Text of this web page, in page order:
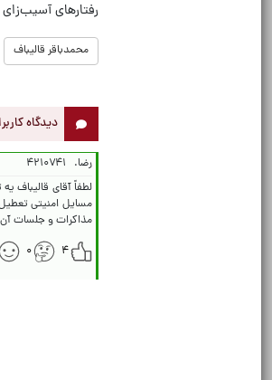
رفتارهای
محمدباقر قالیباف
دیدگاه
رضا. ۴۲۱۰۷۴۱
لطفاً آقای قالیباف
مسایل امنیتی
مذاکرات و جلسات
۴
۰